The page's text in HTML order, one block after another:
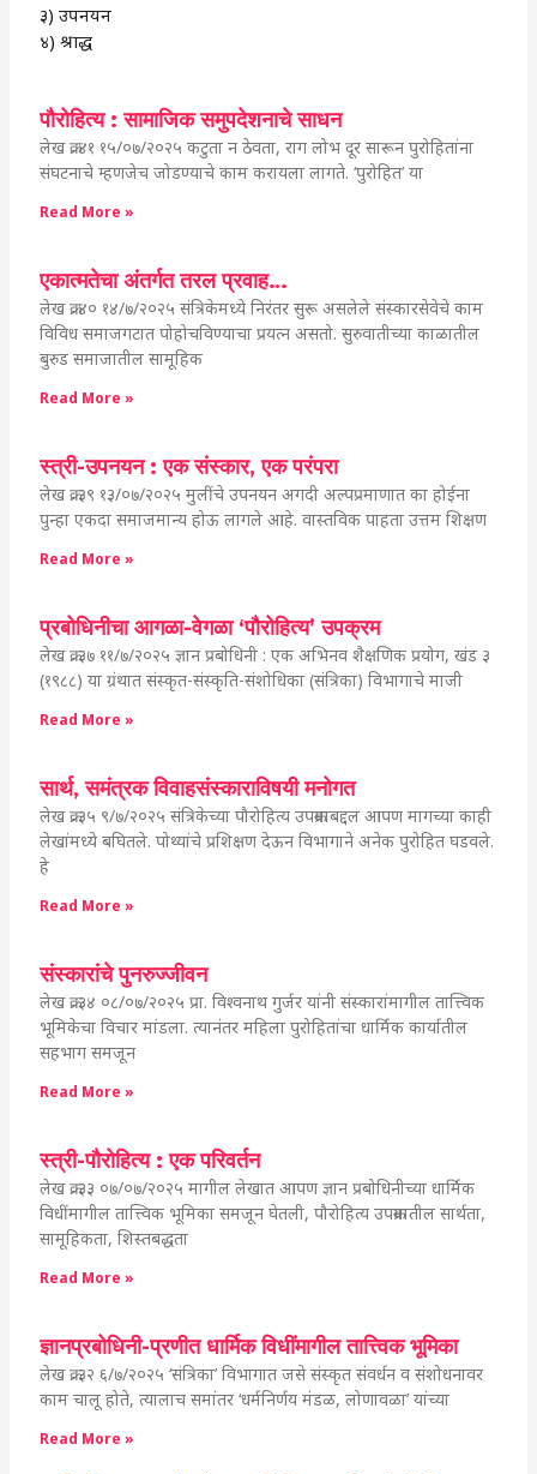
३) उपनयन
४) श्राद्ध
पौरोहित्य : सामाजिक समुपदेशनाचे साधन
लेख क्र. ४१ १५/०७/२०२५ कटुता न ठेवता, राग लोभ दूर सारून पुरोहितांना
संघटनाचे म्हणजेच जोडण्याचे काम करायला लागते. ‘पुरोहित’ या
Read More »
एकात्मतेचा अंतर्गत तरल प्रवाह…
लेख क्र. ४० १४/७/२०२५ संत्रिकेमध्ये निरंतर सुरू असलेले संस्कारसेवेचे काम
विविध समाजगटात पोहोचविण्याचा प्रयत्न असतो. सुरुवातीच्या काळातील
बुरुड समाजातील सामूहिक
Read More »
स्त्री-उपनयन : एक संस्कार, एक परंपरा
लेख क्र. ३९ १३/०७/२०२५ मुलींचे उपनयन अगदी अल्पप्रमाणात का होईना
पुन्हा एकदा समाजमान्य होऊ लागले आहे. वास्तविक पाहता उत्तम शिक्षण
Read More »
प्रबोधिनीचा आगळा-वेगळा ‘पौरोहित्य’ उपक्रम
लेख क्र. ३७ ११/७/२०२५ ज्ञान प्रबोधिनी : एक अभिनव शैक्षणिक प्रयोग, खंड ३
(१९८८) या ग्रंथात संस्कृत-संस्कृति-संशोधिका (संत्रिका) विभागाचे माजी
Read More »
सार्थ, समंत्रक विवाहसंस्काराविषयी मनोगत
लेख क्र. ३५ ९/७/२०२५ संत्रिकेच्या पौरोहित्य उपक्रमाबद्दल आपण मागच्या काही
लेखांमध्ये बघितले. पोथ्यांचे प्रशिक्षण देऊन विभागाने अनेक पुरोहित घडवले.
हे
Read More »
संस्कारांचे पुनरुज्जीवन
लेख क्र. ३४ ०८/०७/२०२५ प्रा. विश्वनाथ गुर्जर यांनी संस्कारांमागील तात्त्विक
भूमिकेचा विचार मांडला. त्यानंतर महिला पुरोहितांचा धार्मिक कार्यातील
सहभाग समजून
Read More »
स्त्री-पौरोहित्य : एक परिवर्तन
लेख क्र. ३३ ०७/०७/२०२५ मागील लेखात आपण ज्ञान प्रबोधिनीच्या धार्मिक
विधींमागील तात्त्विक भूमिका समजून घेतली, पौरोहित्य उपक्रमातील सार्थता,
सामूहिकता, शिस्तबद्धता
Read More »
ज्ञानप्रबोधिनी-प्रणीत धार्मिक विधींमागील तात्त्विक भूमिका
लेख क्र. ३२ ६/७/२०२५ ‘संत्रिका’ विभागात जसे संस्कृत संवर्धन व संशोधनावर
काम चालू होते, त्यालाच समांतर ‘धर्मनिर्णय मंडळ, लोणावळा’ यांच्या
Read More »